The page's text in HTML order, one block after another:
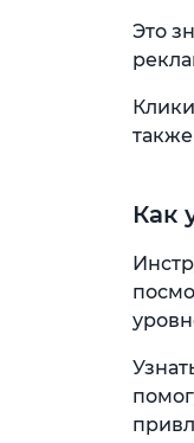
Это
Как